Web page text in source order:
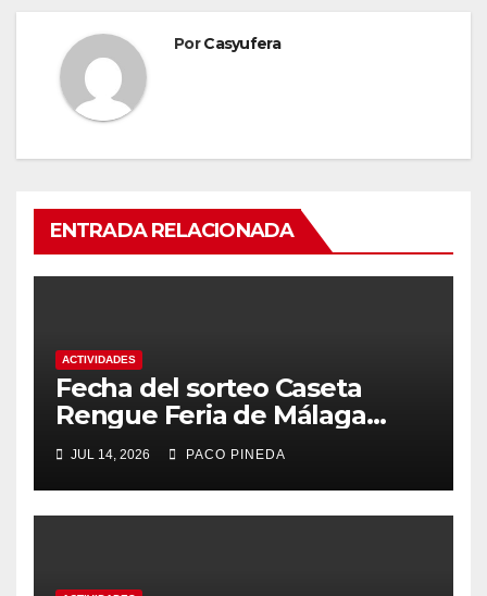
PorCasyufera
ENTRADA RELACIONADA
ACTIVIDADES
Fecha del sorteo Caseta
Rengue Feria de Málaga
2026
JUL 14, 2026 PACO PINEDA